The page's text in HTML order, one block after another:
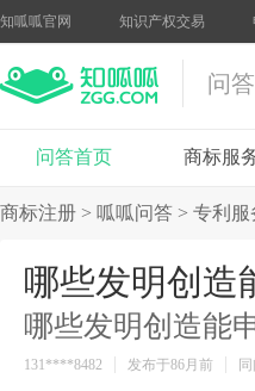
知呱呱官网 知识产权交易
问答
问答首页 商标服
商标注册 > 呱呱问答 > 专利服
哪些发明创造
哪些发明创造能
131****8482 发布于86月前